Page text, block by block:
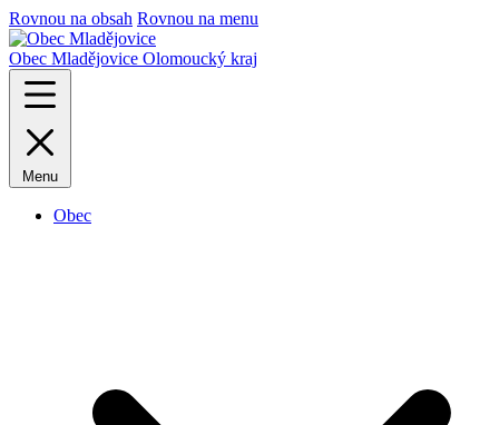
Rovnou na obsah Rovnou na menu
Obec Mladějovice Olomoucký kraj
Menu
Obec